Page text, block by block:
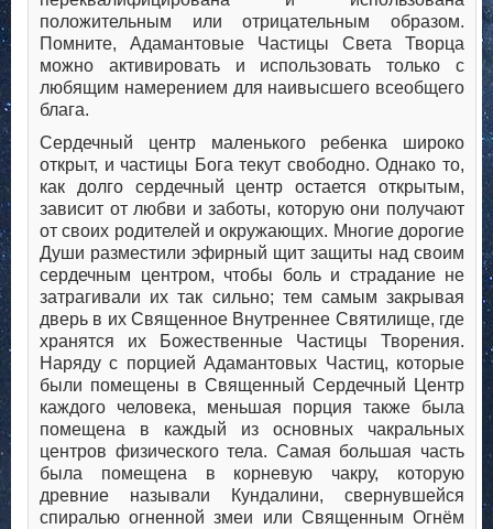
положительным или отрицательным образом.
Помните, Адамантовые Частицы Света Творца
можно активировать и использовать только с
любящим намерением для наивысшего всеобщего
блага.
Сердечный центр маленького ребенка широко
открыт, и частицы Бога текут свободно. Однако то,
как долго сердечный центр остается открытым,
зависит от любви и заботы, которую они получают
от своих родителей и окружающих. Многие дорогие
Души разместили эфирный щит защиты над своим
сердечным центром, чтобы боль и страдание не
затрагивали их так сильно; тем самым закрывая
дверь в их Священное Внутреннее Святилище, где
хранятся их Божественные Частицы Творения.
Наряду с порцией Адамантовых Частиц, которые
были помещены в Священный Сердечный Центр
каждого человека, меньшая порция также была
помещена в каждый из основных чакральных
центров физического тела. Самая большая часть
была помещена в корневую чакру, которую
древние называли Кундалини, свернувшейся
спиралью огненной змеи или Священным Огнём